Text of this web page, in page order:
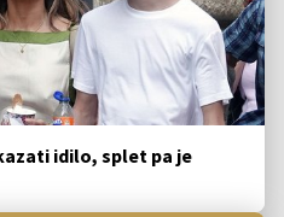
idilo, splet pa je